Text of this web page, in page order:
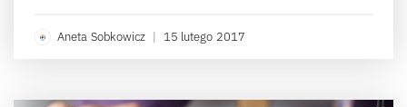
Aneta Sobkowicz | 15 lutego 2017